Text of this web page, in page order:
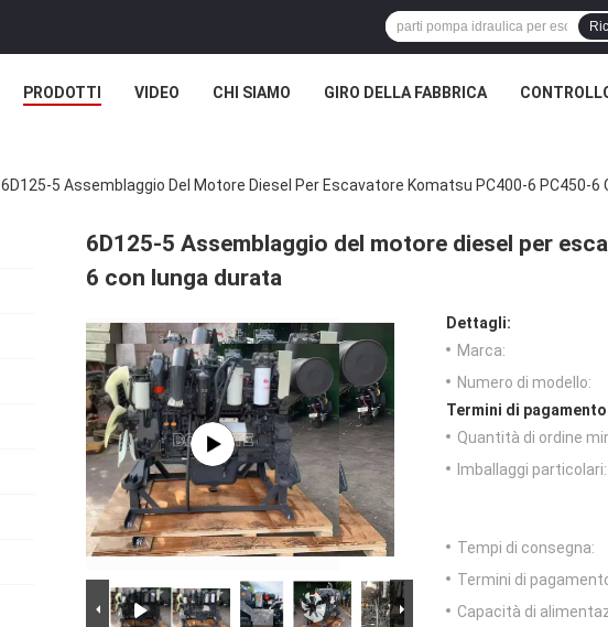
PRODOTTI VIDEO CHI SIAMO GIRO DELLA FABBRICA
6D125-5 Assemblaggio Del Motore Diesel Per Escavatore Komatsu PC400-6 PC450-6
6D125-5 Assemblaggio del motore diesel per
6 con lunga durata
Dettagli:
Marca:
Numero di modello:
Termini di
Quantità di ordine
Imballaggi particolari:
Tempi di consegna:
Termini di
Capacità di